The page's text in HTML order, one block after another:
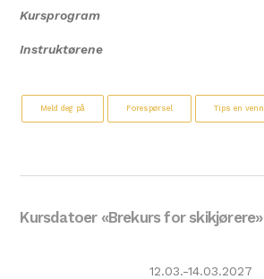
Kursprogram
Instruktørene
Meld deg på Forespørsel Tips en venn
Kursdatoer «Brekurs for skikjørere»
12.03.-14.03.2027